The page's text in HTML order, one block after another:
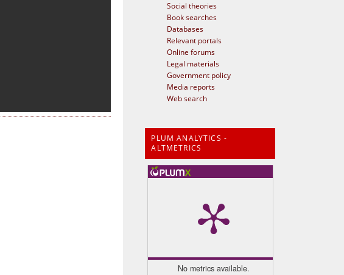
Social theories
Book searches
Databases
Relevant portals
Online forums
Legal materials
Government policy
Media reports
Web search
PLUM ANALYTICS -
ALTMETRICS
No metrics available.